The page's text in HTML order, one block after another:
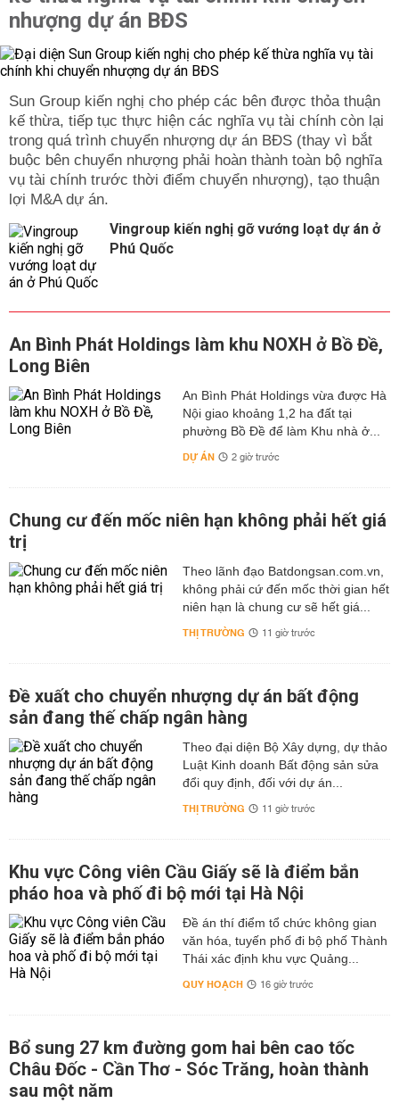
nhượng dự án BĐS
Sun Group kiến nghị cho phép các bên được thỏa thuận
kế thừa, tiếp tục thực hiện các nghĩa vụ tài chính còn lại
trong quá trình chuyển nhượng dự án BĐS (thay vì bắt
buộc bên chuyển nhượng phải hoàn thành toàn bộ nghĩa
vụ tài chính trước thời điểm chuyển nhượng), tạo thuận
lợi M&A dự án.
Vingroup kiến nghị gỡ vướng loạt dự án ở
Phú Quốc
An Bình Phát Holdings làm khu NOXH ở Bồ Đề,
Long Biên
An Bình Phát Holdings vừa được Hà
Nội giao khoảng 1,2 ha đất tại
phường Bồ Đề để làm Khu nhà ở...
DỰ ÁN 2 giờ trước
Chung cư đến mốc niên hạn không phải hết giá
trị
Theo lãnh đạo Batdongsan.com.vn,
không phải cứ đến mốc thời gian hết
niên hạn là chung cư sẽ hết giá...
THỊ TRƯỜNG 11 giờ trước
Đề xuất cho chuyển nhượng dự án bất động
sản đang thế chấp ngân hàng
Theo đại diện Bộ Xây dựng, dự thảo
Luật Kinh doanh Bất động sản sửa
đổi quy định, đối với dự án...
THỊ TRƯỜNG 11 giờ trước
Khu vực Công viên Cầu Giấy sẽ là điểm bắn
pháo hoa và phố đi bộ mới tại Hà Nội
Đề án thí điểm tổ chức không gian
văn hóa, tuyến phố đi bộ phố Thành
Thái xác định khu vực Quảng...
QUY HOẠCH 16 giờ trước
Bổ sung 27 km đường gom hai bên cao tốc
Châu Đốc - Cần Thơ - Sóc Trăng, hoàn thành
sau một năm